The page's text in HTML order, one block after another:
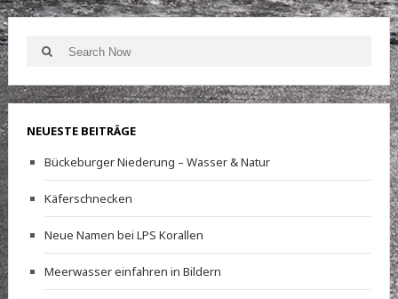
Search Search
NEUESTE BEITRÄGE
Bückeburger Niederung – Wasser & Natur
Käferschnecken
Neue Namen bei LPS Korallen
Meerwasser einfahren in Bildern